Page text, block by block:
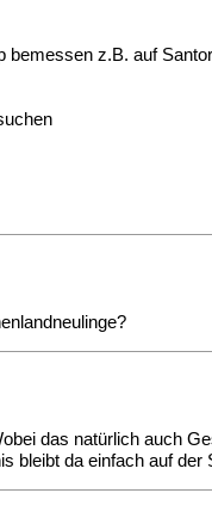
z.B. auf
das natürlich auch
bleibt da einfach auf